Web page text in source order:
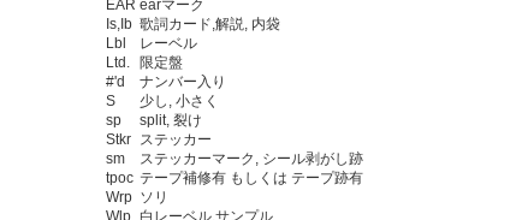
EAR earマーク
Is,Ib 歌詞カード,解説, 内袋
Lbl
レーベル
Ltd.
限定盤
#'d
ナンバー入り
S
少し, 小さく
sp
split, 裂け
Stkr ステッカー
sm
ステッカーマーク, シール剥がし跡
tpoc テープ補修有 もしくは テープ跡有
Wrp ソリ
Wlp 白レーベル,サンプル